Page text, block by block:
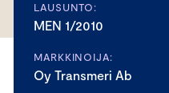
LAUSUNTO:
MEN 1/2010
MARKKINOIJA:
Oy Transmeri Ab